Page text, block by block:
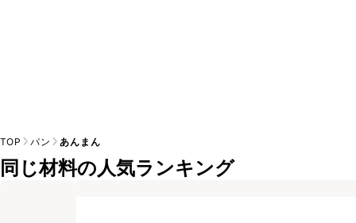
TOP パン あんまん
同じ材料の人気ランキング